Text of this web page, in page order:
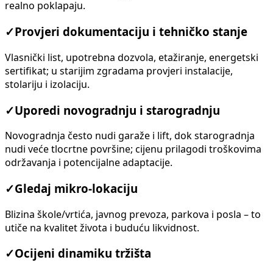
realno poklapaju.
✓ Provjeri dokumentaciju i tehničko stanje
Vlasnički list, upotrebna dozvola, etažiranje, energetski
sertifikat; u starijim zgradama provjeri instalacije,
stolariju i izolaciju.
✓Uporedi novogradnju i starogradnju
Novogradnja često nudi garaže i lift, dok starogradnja
nudi veće tlocrtne površine; cijenu prilagodi troškovima
održavanja i potencijalne adaptacije.
✓Gledaj mikro-lokaciju
Blizina škole/vrtića, javnog prevoza, parkova i posla – to
utiče na kvalitet života i buduću likvidnost.
✓Ocijeni dinamiku tržišta